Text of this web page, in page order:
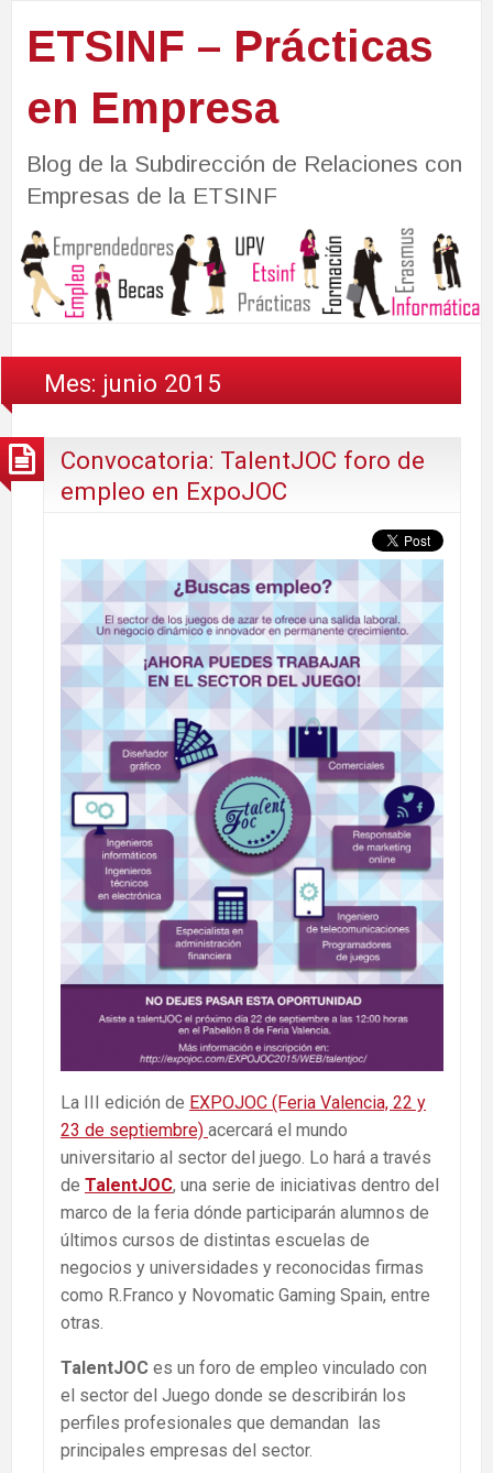
ETSINF – Prácticas
en Empresa
Blog de la Subdirección de Relaciones con
Empresas de la ETSINF
Mes: junio 2015
Convocatoria: TalentJOC foro de
empleo en ExpoJOC
La III edición de EXPOJOC (Feria Valencia, 22 y
23 de septiembre) acercará el mundo
universitario al sector del juego. Lo hará a través
de TalentJOC, una serie de iniciativas dentro del
marco de la feria dónde participarán alumnos de
últimos cursos de distintas escuelas de
negocios y universidades y reconocidas firmas
como R.Franco y Novomatic Gaming Spain, entre
otras.
TalentJOC es un foro de empleo vinculado con
el sector del Juego donde se describirán los
perfiles profesionales que demandan las
principales empresas del sector.